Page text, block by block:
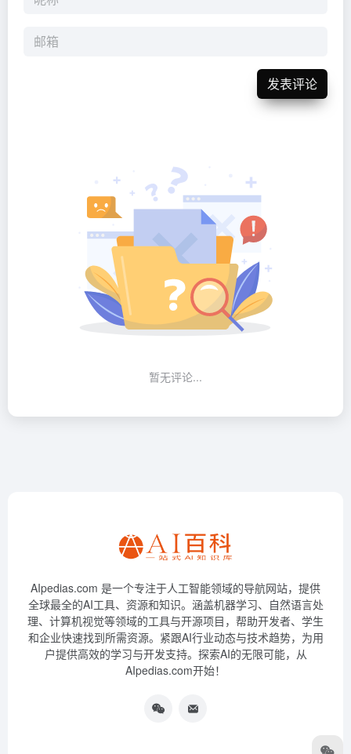
发表评论
暂无评论...
AIpedias.com 是一个专注于人工智能领域的导航网站，提供
全球最全的AI工具、资源和知识。涵盖机器学习、自然语言处
理、计算机视觉等领域的工具与开源项目，帮助开发者、学生
和企业快速找到所需资源。紧跟AI行业动态与技术趋势，为用
户提供高效的学习与开发支持。探索AI的无限可能，从
AIpedias.com开始！